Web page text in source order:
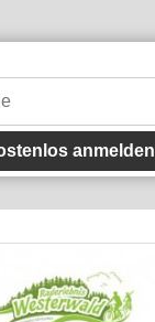
anmelden